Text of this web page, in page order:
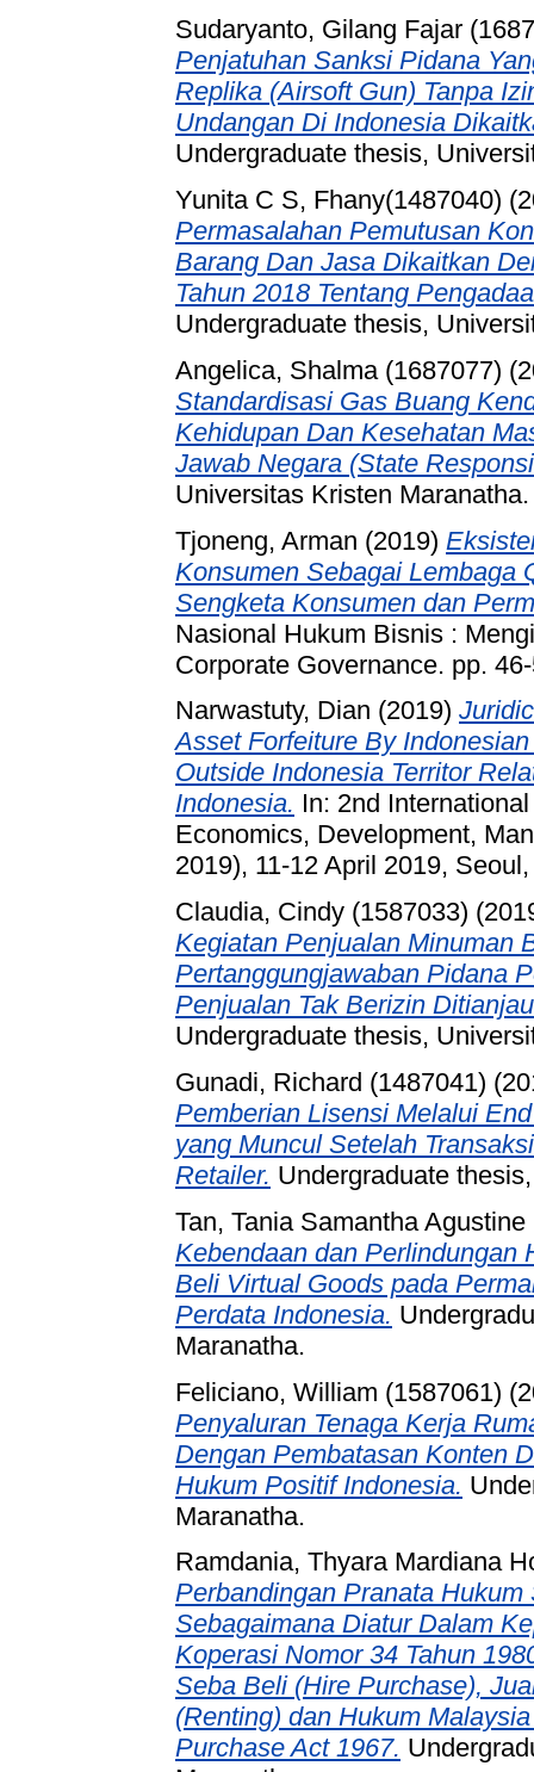
Sudaryanto, Gilang Fajar
Penjatuhan Sanksi Pidana
Replika (Airsoft Gun) Tanpa
Undangan Di Indonesia
Undergraduate thesis,
Yunita C S, Fhany(1487040)
Permasalahan Pemutusan
Barang Dan Jasa Dikaitkan
Tahun 2018 Tentang
Undergraduate thesis,
Angelica, Shalma (1687077)
Standardisasi Gas Buang
Kehidupan Dan Kesehatan
Jawab Negara (State
Universitas Kristen Maranatha.
Tjoneng, Arman (2019)
Konsumen Sebagai Lembaga
Sengketa Konsumen dan
Nasional Hukum Bisnis :
Corporate Governance. pp.
Narwastuty, Dian (2019)
Asset Forfeiture By
Outside Indonesia Territor
Indonesia. In: 2nd
Economics, Development,
2019), 11-12 April 2019,
Claudia, Cindy (1587033)
Kegiatan Penjualan Minuman
Pertanggungjawaban Pidana
Penjualan Tak Berizin
Undergraduate thesis,
Gunadi, Richard (1487041)
Pemberian Lisensi Melalui
yang Muncul Setelah
Retailer. Undergraduate
Tan, Tania Samantha
Kebendaan dan Perlindungan
Beli Virtual Goods pada
Perdata Indonesia.
Maranatha.
Feliciano, William (1587061)
Penyaluran Tenaga Kerja
Dengan Pembatasan Konten
Hukum Positif Indonesia.
Maranatha.
Ramdania, Thyara Mardiana
Perbandingan Pranata
Sebagaimana Diatur Dalam
Koperasi Nomor 34 Tahun
Seba Beli (Hire Purchase),
(Renting) dan Hukum
Purchase Act 1967.